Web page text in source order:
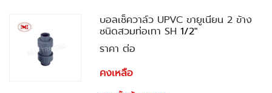
บอลเช็ควาล์ว UPVC ขายูเนียน 2 ข้าง
ชนิดสวมท่อเทา SH1/2"
ราคา ต่อ
คงเหลือ